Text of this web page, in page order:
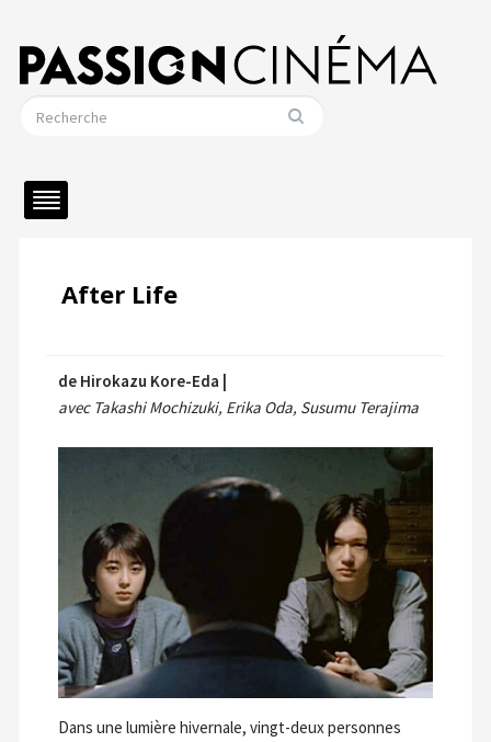
After Life
de Hirokazu Kore-Eda |
avec Takashi Mochizuki, Erika Oda, Susumu Terajima
Dans une lumière hivernale, vingt-deux personnes